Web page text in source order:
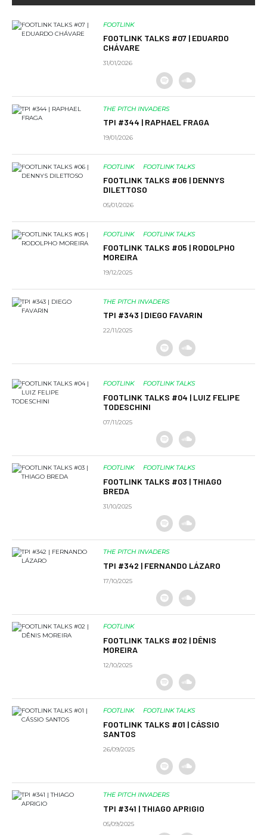
FOOTLINK
FOOTLINK TALKS #07 | EDUARDO
CHÁVARE
31/01/2026
THE PITCH INVADERS
TPI #344 | RAPHAEL FRAGA
19/01/2026
FOOTLINK FOOTLINK TALKS
FOOTLINK TALKS #06 | DENNYS
DILETTOSO
05/01/2026
FOOTLINK FOOTLINK TALKS
FOOTLINK TALKS #05 | RODOLPHO
MOREIRA
19/12/2025
THE PITCH INVADERS
TPI #343 | DIEGO FAVARIN
22/11/2025
FOOTLINK FOOTLINK TALKS
FOOTLINK TALKS #04 | LUIZ FELIPE
TODESCHINI
07/11/2025
FOOTLINK FOOTLINK TALKS
FOOTLINK TALKS #03 | THIAGO
BREDA
31/10/2025
THE PITCH INVADERS
TPI #342 | FERNANDO LÁZARO
17/10/2025
FOOTLINK
FOOTLINK TALKS #02 | DÊNIS
MOREIRA
12/10/2025
FOOTLINK FOOTLINK TALKS
FOOTLINK TALKS #01 | CÁSSIO
SANTOS
26/09/2025
THE PITCH INVADERS
TPI #341 | THIAGO APRIGIO
05/09/2025